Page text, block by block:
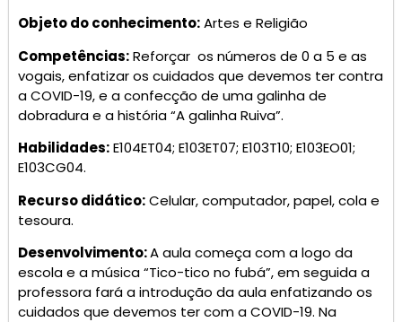
Objeto do conhecimento:Artes e Religião
Competências:Reforçar os números de 0 a 5 e as
vogais, enfatizar os cuidados que devemos ter contra
a COVID-19, e a confecção de uma galinha de
dobradura e a história “A galinha Ruiva”.
Habilidades:E104ET04; E103ET07; E103T10; E103EO01;
E103CG04.
Recurso didático:Celular, computador, papel, cola e
tesoura.
Desenvolvimento:A aula começa com a logo da
escola e a música “Tico-tico no fubá”, em seguida a
professora fará a introdução da aula enfatizando os
cuidados que devemos ter com a COVID-19. Na